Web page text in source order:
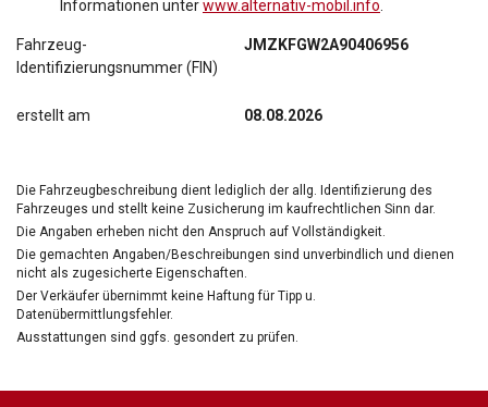
Informationen unterwww.alternativ-mobil.info.
Fahrzeug-
Identifizierungsnummer (FIN)
JMZKFGW2A90406956
erstellt am 08.08.2026
Die Fahrzeugbeschreibung dient lediglich der allg. Identifizierung des
Fahrzeuges und stellt keine Zusicherung im kaufrechtlichen Sinn dar.
Die Angaben erheben nicht den Anspruch auf Vollständigkeit.
Die gemachten Angaben/Beschreibungen sind unverbindlich und dienen
nicht als zugesicherte Eigenschaften.
Der Verkäufer übernimmt keine Haftung für Tipp u.
Datenübermittlungsfehler.
Ausstattungen sind ggfs. gesondert zu prüfen.